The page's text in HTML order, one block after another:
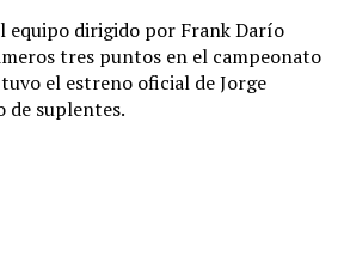
equipo dirigido por Frank Darío
tres puntos en el campeonato
el estreno oficial de Jorge
de suplentes.